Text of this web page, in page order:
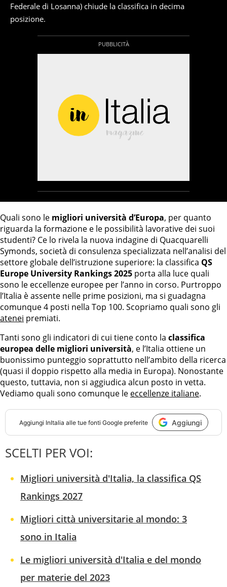
Federale di Losanna) chiude la classifica in decima
posizione.
Quali sono le migliori università d’Europa, per quanto
riguarda la formazione e le possibilità lavorative dei suoi
studenti? Ce lo rivela la nuova indagine di Quacquarelli
Symonds, società di consulenza specializzata nell’analisi del
settore globale dell’istruzione superiore: la classifica QS
Europe University Rankings 2025 porta alla luce quali
sono le eccellenze europee per l’anno in corso. Purtroppo
l’Italia è assente nelle prime posizioni, ma si guadagna
comunque 4 posti nella Top 100. Scopriamo quali sono gli
atenei premiati.
Tanti sono gli indicatori di cui tiene conto la classifica
europea delle migliori università, e l’Italia ottiene un
buonissimo punteggio soprattutto nell’ambito della ricerca
(quasi il doppio rispetto alla media in Europa). Nonostante
questo, tuttavia, non si aggiudica alcun posto in vetta.
Vediamo quali sono comunque le eccellenze italiane.
Aggiungi InItalia alle tue fonti Google preferite Aggiungi
SCELTI PER VOI:
Migliori università d'Italia, la classifica QS
Rankings 2027
Migliori città universitarie al mondo: 3
sono in Italia
Le migliori università d'Italia e del mondo
per materie del 2023